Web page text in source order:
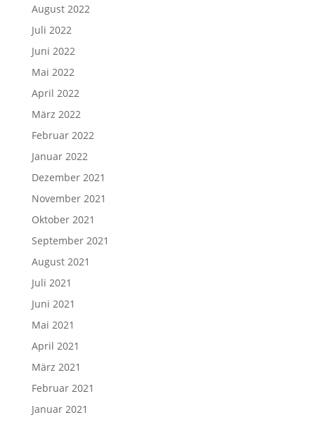
August 2022
Juli 2022
Juni 2022
Mai 2022
April 2022
März 2022
Februar 2022
Januar 2022
Dezember 2021
November 2021
Oktober 2021
September 2021
August 2021
Juli 2021
Juni 2021
Mai 2021
April 2021
März 2021
Februar 2021
Januar 2021